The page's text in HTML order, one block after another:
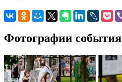
Фотографии события